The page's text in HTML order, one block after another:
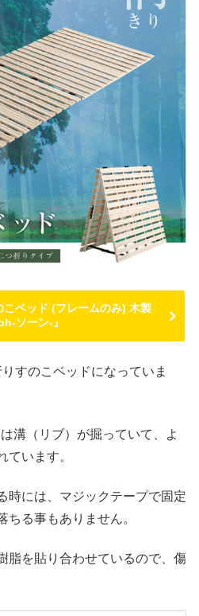
ベッド (フレームのみ) 木製
ソーン-』
すのこベッドになっていま
溝（リブ）が掘っていて、よ
ています。
時には、マジックテープで固定
ちる事もありません。
脂を貼り合わせているので、傷